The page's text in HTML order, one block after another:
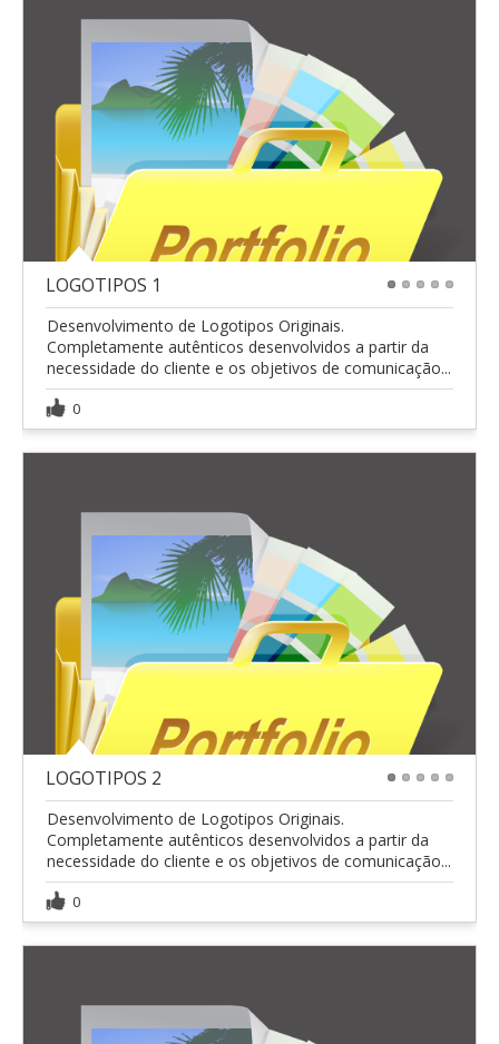
LOGOTIPOS 1
Desenvolvimento de Logotipos Originais.
Completamente autênticos desenvolvidos a partir da
necessidade do cliente e os objetivos de comunicação...
0
LOGOTIPOS 2
Desenvolvimento de Logotipos Originais.
Completamente autênticos desenvolvidos a partir da
necessidade do cliente e os objetivos de comunicação...
0